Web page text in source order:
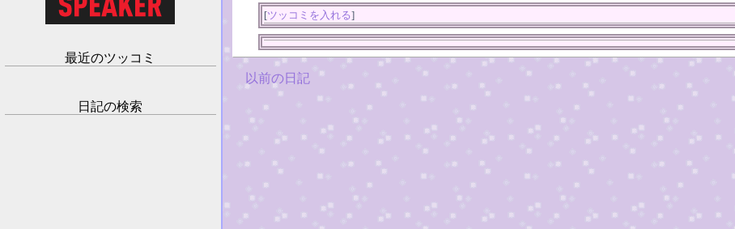
[ツッコミを入れる]
以前の日記
最近のツッコミ
日記の検索